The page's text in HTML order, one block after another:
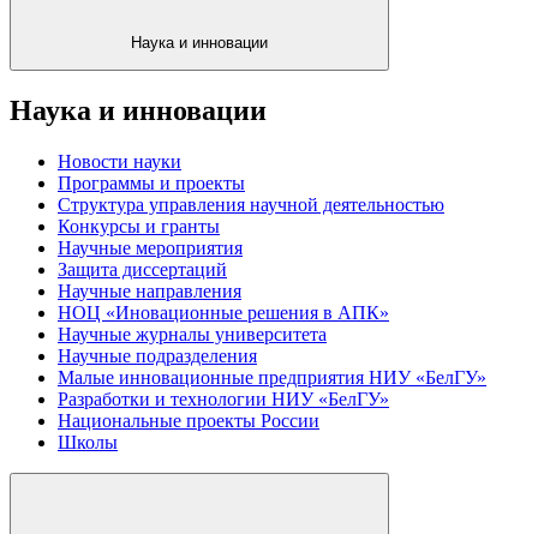
Наука и инновации
Наука и инновации
Новости науки
Программы и проекты
Структура управления научной деятельностью
Конкурсы и гранты
Научные мероприятия
Защита диссертаций
Научные направления
НОЦ «Иновационные решения в АПК»
Научные журналы университета
Научные подразделения
Малые инновационные предприятия НИУ «БелГУ»
Разработки и технологии НИУ «БелГУ»
Национальные проекты России
Школы